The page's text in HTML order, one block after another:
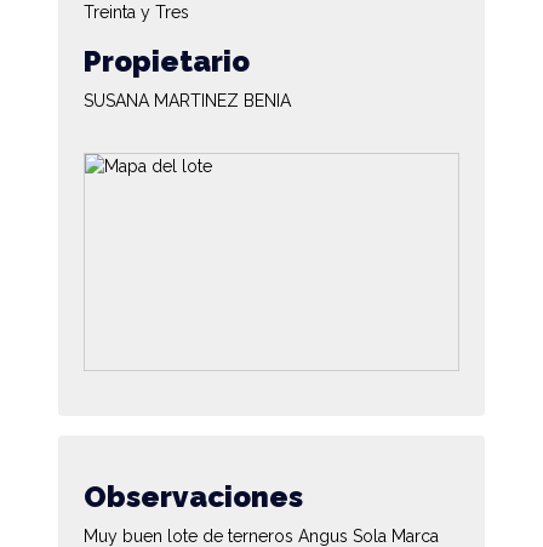
Treinta y Tres
Propietario
SUSANA MARTINEZ BENIA
Observaciones
Muy buen lote de terneros Angus Sola Marca